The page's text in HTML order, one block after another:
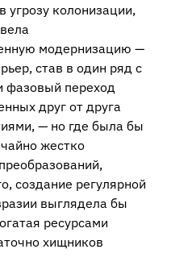
угрозу колонизации,
модернизацию —
став в один ряд с
фазовый переход
друг от друга
— но где была бы
жестко
создание регулярной
выглядела бы
ресурсами
хищников